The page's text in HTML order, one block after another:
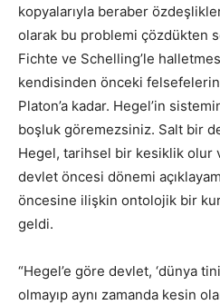
kopyalarıyla beraber
olarak bu problemi çözdükten
Fichte ve Schelling’le
kendisinden önceki
Platon’a kadar. Hegel’in
boşluk göremezsiniz. Salt bir
Hegel, tarihsel bir kesiklik olur
devlet öncesi dönemi
öncesine ilişkin ontolojik bir
geldi.
“Hegel’e göre devlet, ‘dünya
olmayıp aynı zamanda kesin